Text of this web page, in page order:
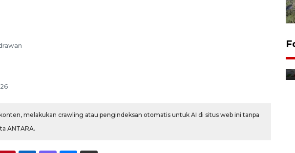
melakukan crawling atau pengindeksan otomatis untuk AI di situs web ini tanpa
ANTARA.